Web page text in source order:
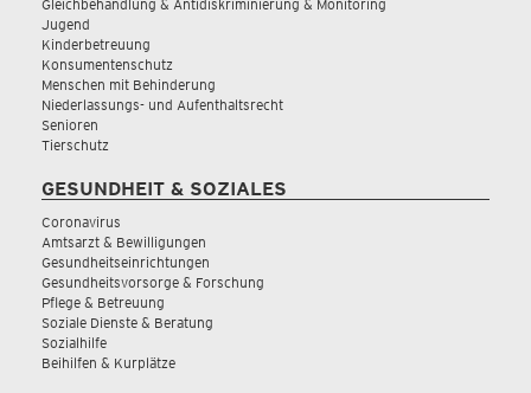
Gleichbehandlung & Antidiskriminierung & Monitoring
Jugend
Kinderbetreuung
Konsumentenschutz
Menschen mit Behinderung
Niederlassungs- und Aufenthaltsrecht
Senioren
Tierschutz
GESUNDHEIT & SOZIALES
Coronavirus
Amtsarzt & Bewilligungen
Gesundheitseinrichtungen
Gesundheitsvorsorge & Forschung
Pflege & Betreuung
Soziale Dienste & Beratung
Sozialhilfe
Beihilfen & Kurplätze